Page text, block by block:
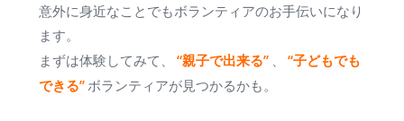
意外に身近なことでもボランティアのお手伝いになり
ます。
まずは体験してみて、
“親子で出来る”
“子どもでも
できる” ボランティアが見つかるかも。